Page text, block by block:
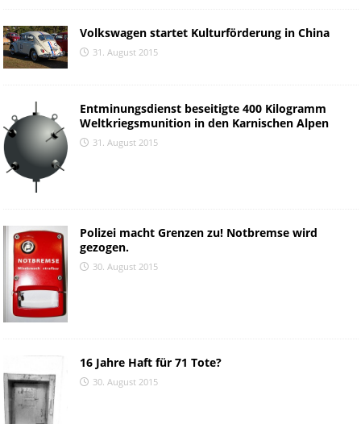
Volkswagen startet Kulturförderung in China
31. August 2015
Entminungsdienst beseitigte 400 Kilogramm
Weltkriegsmunition in den Karnischen Alpen
31. August 2015
Polizei macht Grenzen zu! Notbremse wird
gezogen.
30. August 2015
16 Jahre Haft für 71 Tote?
30. August 2015